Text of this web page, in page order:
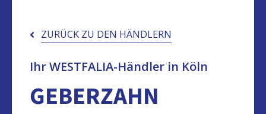
ZURÜCK ZU DEN HÄNDLERN
Ihr WESTFALIA-Händler in Köln
GEBERZAHN